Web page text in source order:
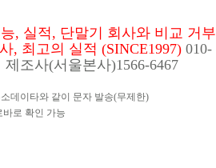
, 실적, 단말기 회사와 비교 거부
, 최고의 실적 (SINCE1997) 010-
조사(서울본사)1566-6467
데이타와 같이 문자 발송(무제한)
로 확인 가능